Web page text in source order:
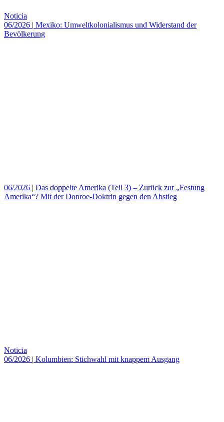
Noticia
06/2026 | Mexiko: Umweltkolonialismus und Widerstand der
Bevölkerung
06/2026 | Das doppelte Amerika (Teil 3) – Zurück zur „Festung
Amerika“? Mit der Donroe-Doktrin gegen den Abstieg
Noticia
06/2026 | Kolumbien: Stichwahl mit knappem Ausgang